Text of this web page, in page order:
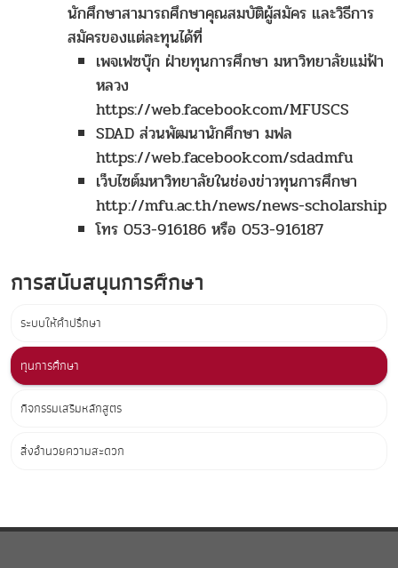
นักศึกษาสามารถศึกษาคุณสมบัติผู้สมัคร และวิธีการ
สมัครของแต่ละทุนได้ที่
เพจเฟซบุ๊ก ฝ่ายทุนการศึกษา มหาวิทยาลัยแม่ฟ้า
หลวง
https://web.facebook.com/MFUSCS
SDAD ส่วนพัฒนานักศึกษา มฟล
https://web.facebook.com/sdadmfu
เว็บไซต์มหาวิทยาลัยในช่องข่าวทุนการศึกษา
http://mfu.ac.th/news/news-scholarship
โทร 053-916186 หรือ 053-916187
การสนับสนุนการศึกษา
ระบบให้คำปรึกษา
ทุนการศึกษา
กิจกรรมเสริมหลักสูตร
สิ่งอำนวยความสะดวก